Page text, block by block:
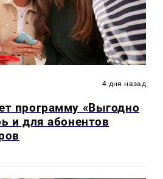
4 дня назад
программу «Выгодно
и для абонентов